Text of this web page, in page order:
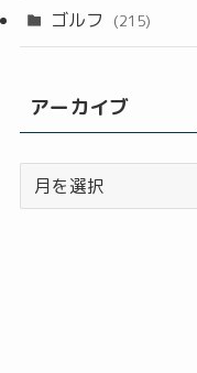
ゴルフ (215)
アーカイブ
ー